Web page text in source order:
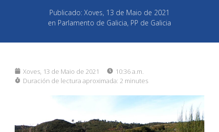
Publicado: Xoves, 13 de Maio de 2021
en Parlamento de Galicia, PP de Galicia
Xoves, 13 de Maio de 2021
10:36 a.m.
Duración de lectura aproximada: 2 minutes